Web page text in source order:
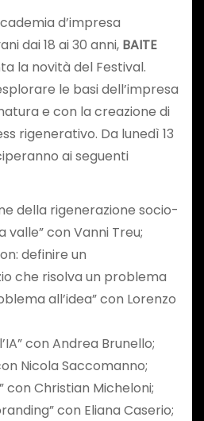
d’impresa
dai 18 ai 30 anni, BAITE
la novità del Festival.
le basi dell’impresa
e con la creazione di
rigenerativo. Da lunedì 13
ai seguenti
della rigenerazione socio-
con Vanni Treu;
definire un
che risolva un problema
all’idea” con Lorenzo
con Andrea Brunello;
Nicola Saccomanno;
con Christian Micheloni;
con Eliana Caserio;